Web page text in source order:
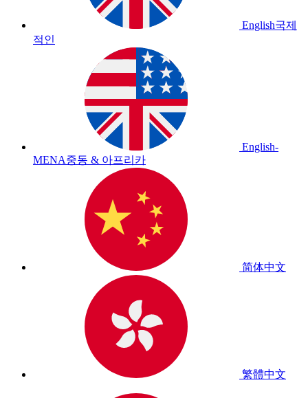
English국제
적인
English-
MENA중동 & 아프리카
简体中文
繁體中文